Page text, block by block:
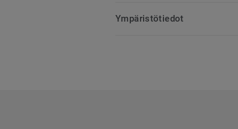
Ympäristötiedot